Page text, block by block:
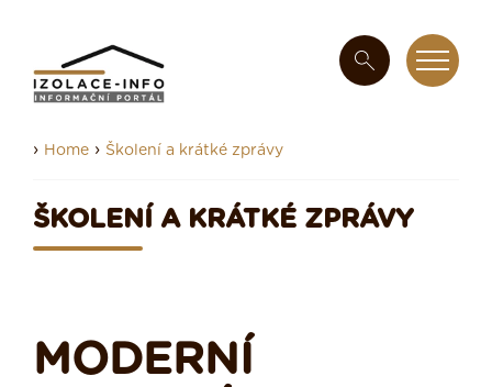
› Home › Školení a krátké zprávy
ŠKOLENÍ A KRÁTKÉ ZPRÁVY
MODERNÍ